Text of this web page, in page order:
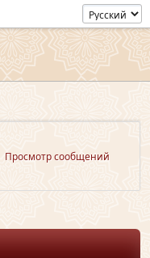
Просмотр сообщений